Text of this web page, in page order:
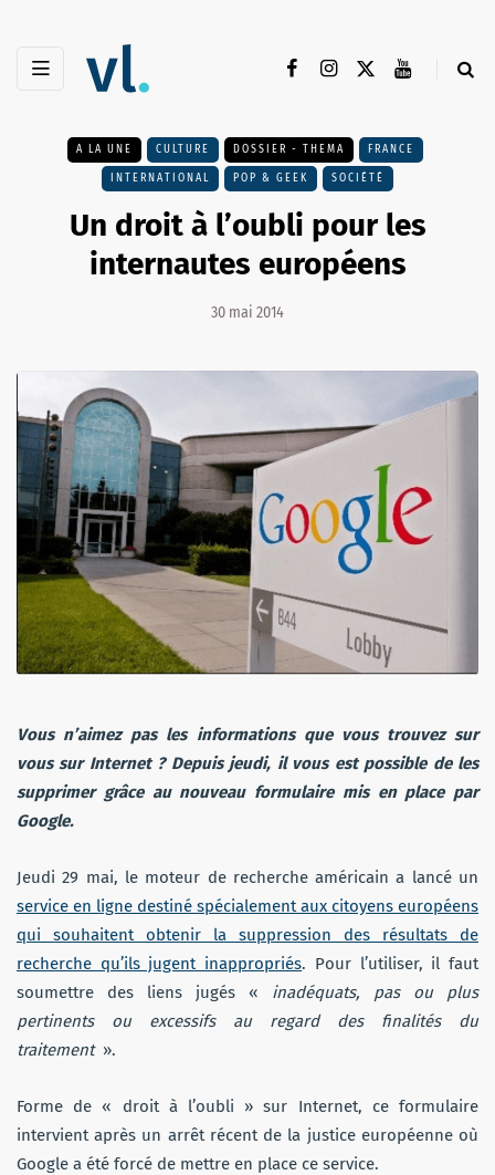
A LA UNE CULTURE DOSSIER - THEMA FRANCE
INTERNATIONAL POP & GEEK SOCIÉTÉ
Un droit à l’oubli pour les
internautes européens
30 mai 2014
Vous n’aimez pas les informations que vous trouvez sur
vous sur Internet ? Depuis jeudi, il vous est possible de les
supprimer grâce au nouveau formulaire mis en place par
Google.
Jeudi 29 mai, le moteur de recherche américain a lancé un
service en ligne destiné spécialement aux citoyens européens
qui souhaitent obtenir la suppression des résultats de
recherche qu’ils jugent inappropriés. Pour l’utiliser, il faut
soumettre des liens jugés « inadéquats, pas ou plus
pertinents ou excessifs au regard des finalités du
traitement».
Forme de « droit à l’oubli » sur Internet, ce formulaire
intervient après un arrêt récent de la justice européenne où
Google a été forcé de mettre en place ce service.